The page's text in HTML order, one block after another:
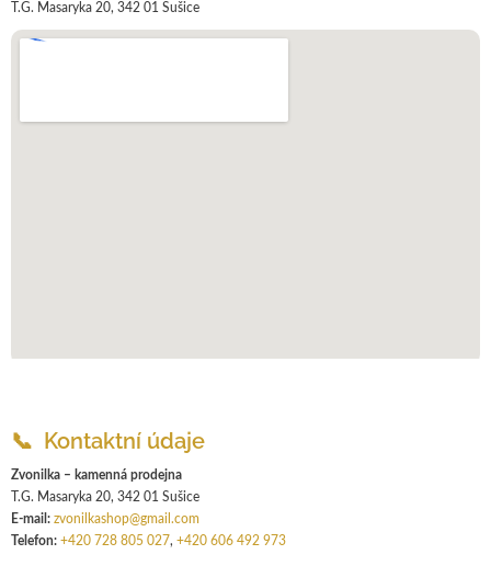
T.G. Masaryka 20, 342 01 Sušice
📞 Kontaktní údaje
Zvonilka – kamenná prodejna
T.G. Masaryka 20, 342 01 Sušice
E-mail: zvonilkashop@gmail.com
Telefon: +420 728 805 027, +420 606 492 973